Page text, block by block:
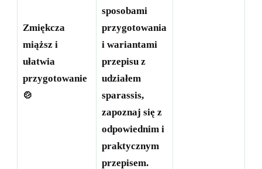
Zmiękcza
miąższ i
ułatwia
przygotowanie
🍲
sposobami
przygotowania
i wariantami
przepisu z
udziałem
sparassis,
zapoznaj się z
odpowiednim i
praktycznym
przepisem.